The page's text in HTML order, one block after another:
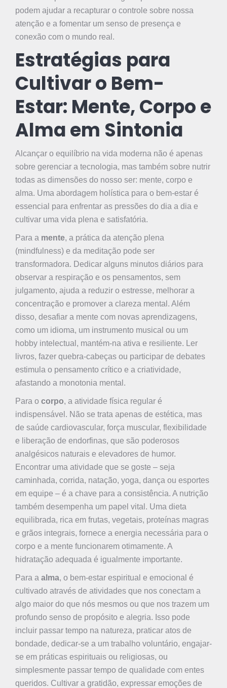
podem ajudar a recapturar o controle sobre nossa
atenção e a fomentar um senso de presença e
conexão com o mundo real.
Estratégias para
Cultivar o Bem-
Estar: Mente, Corpo e
Alma em Sintonia
Alcançar o equilíbrio na vida moderna não é apenas
sobre gerenciar a tecnologia, mas também sobre nutrir
todas as dimensões do nosso ser: mente, corpo e
alma. Uma abordagem holística para o bem-estar é
essencial para enfrentar as pressões do dia a dia e
cultivar uma vida plena e satisfatória.
Para a mente, a prática da atenção plena
(mindfulness) e da meditação pode ser
transformadora. Dedicar alguns minutos diários para
observar a respiração e os pensamentos, sem
julgamento, ajuda a reduzir o estresse, melhorar a
concentração e promover a clareza mental. Além
disso, desafiar a mente com novas aprendizagens,
como um idioma, um instrumento musical ou um
hobby intelectual, mantém-na ativa e resiliente. Ler
livros, fazer quebra-cabeças ou participar de debates
estimula o pensamento crítico e a criatividade,
afastando a monotonia mental.
Para o corpo, a atividade física regular é
indispensável. Não se trata apenas de estética, mas
de saúde cardiovascular, força muscular, flexibilidade
e liberação de endorfinas, que são poderosos
analgésicos naturais e elevadores de humor.
Encontrar uma atividade que se goste – seja
caminhada, corrida, natação, yoga, dança ou esportes
em equipe – é a chave para a consistência. A nutrição
também desempenha um papel vital. Uma dieta
equilibrada, rica em frutas, vegetais, proteínas magras
e grãos integrais, fornece a energia necessária para o
corpo e a mente funcionarem otimamente. A
hidratação adequada é igualmente importante.
Para a alma, o bem-estar espiritual e emocional é
cultivado através de atividades que nos conectam a
algo maior do que nós mesmos ou que nos trazem um
profundo senso de propósito e alegria. Isso pode
incluir passar tempo na natureza, praticar atos de
bondade, dedicar-se a um trabalho voluntário, engajar-
se em práticas espirituais ou religiosas, ou
simplesmente passar tempo de qualidade com entes
queridos. Cultivar a gratidão, expressar emoções de